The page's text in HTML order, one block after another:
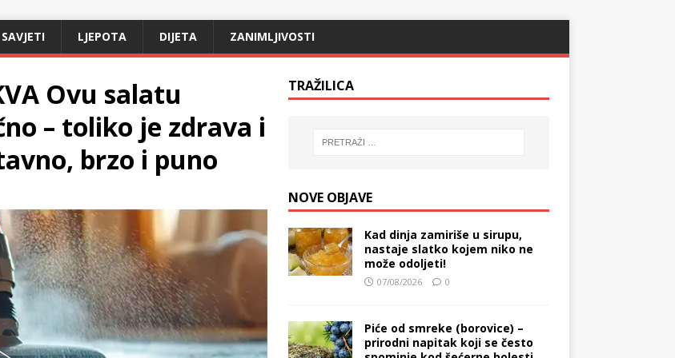
SAVJETI LJEPOTA DIJETA ZANIMLJIVOSTI
Ovu salatu
– toliko je zdrava i
brzo i puno
TRAŽILICA
NOVE OBJAVE
Kad dinja zamiriše u sirupu,
nastaje slatko kojem niko ne
može odoljeti!
07/08/2026 0
Piće od smreke (borovice) –
prirodni napitak koji se često